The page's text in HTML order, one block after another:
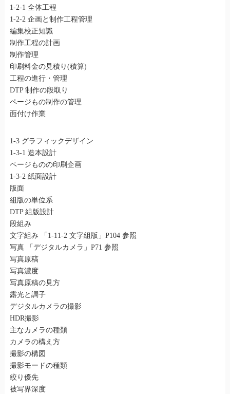
1-2-1 全体工程
1-2-2 企画と制作工程管理
編集校正知識
制作工程の計画
制作管理
印刷料金の見積り(積算)
工程の進行・管理
DTP 制作の段取り
ページもの制作の管理
面付け作業
1-3 グラフィックデザイン
1-3-1 造本設計
ページものの印刷企画
1-3-2 紙面設計
版面
組版の単位系
DTP 組版設計
段組み
文字組み 「1-11-2 文字組版」P104 参照
写真 「デジタルカメラ」P71 参照
写真原稿
写真濃度
写真原稿の見方
露光と調子
デジタルカメラの撮影
HDR撮影
主なカメラの種類
カメラの構え方
撮影の構図
撮影モードの種類
絞り優先
被写界深度